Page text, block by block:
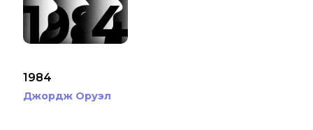
1984
Джордж Оруэл